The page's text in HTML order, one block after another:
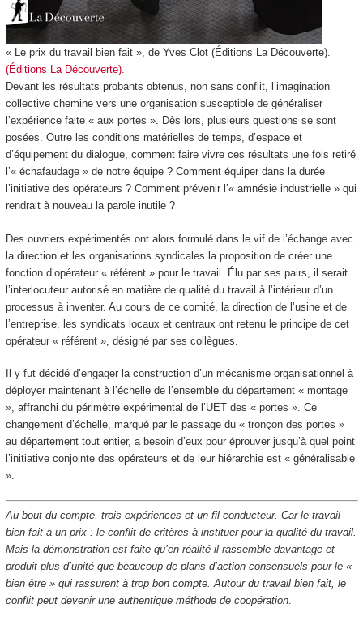
« Le prix du travail bien fait », de Yves Clot (Éditions La Découverte).
(Éditions La Découverte).
Devant les résultats probants obtenus, non sans conflit, l’imagination
collective chemine vers une organisation susceptible de généraliser
l’expérience faite « aux portes ». Dès lors, plusieurs questions se sont
posées. Outre les conditions matérielles de temps, d’espace et
d’équipement du dialogue, comment faire vivre ces résultats une fois retiré
l’« échafaudage » de notre équipe ? Comment équiper dans la durée
l’initiative des opérateurs ? Comment prévenir l’« amnésie industrielle » qui
rendrait à nouveau la parole inutile ?
Des ouvriers expérimentés ont alors formulé dans le vif de l’échange avec
la direction et les organisations syndicales la proposition de créer une
fonction d’opérateur « référent » pour le travail. Élu par ses pairs, il serait
l’interlocuteur autorisé en matière de qualité du travail à l’intérieur d’un
processus à inventer. Au cours de ce comité, la direction de l’usine et de
l’entreprise, les syndicats locaux et centraux ont retenu le principe de cet
opérateur « référent », désigné par ses collègues.
Il y fut décidé d’engager la construction d’un mécanisme organisationnel à
déployer maintenant à l’échelle de l’ensemble du département « montage
», affranchi du périmètre expérimental de l’UET des « portes ». Ce
changement d’échelle, marqué par le passage du « tronçon des portes »
au département tout entier, a besoin d’eux pour éprouver jusqu’à quel point
l’initiative conjointe des opérateurs et de leur hiérarchie est « généralisable
».
Au bout du compte, trois expériences et un fil conducteur. Car le travail
bien fait a un prix : le conflit de critères à instituer pour la qualité du travail.
Mais la démonstration est faite qu’en réalité il rassemble davantage et
produit plus d’unité que beaucoup de plans d’action consensuels pour le «
bien être » qui rassurent à trop bon compte. Autour du travail bien fait, le
conflit peut devenir une authentique méthode de coopération.